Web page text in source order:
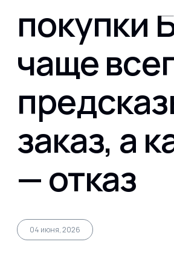
Главная
Капсул
Коллагена
Протеина
покупки
чаще
заказ, а
— отказ
04 июня, 2026